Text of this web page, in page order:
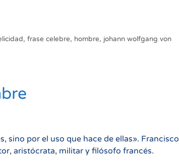
,frase celebre, hombre, johann wolfgang von
sino por el uso que hace de ellas». Francisco
aristócrata, militar y filósofo francés.